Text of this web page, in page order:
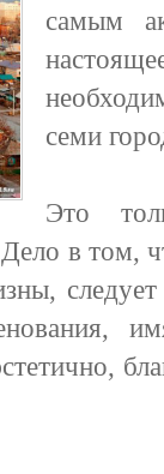
самым
семи
Это
Дело в том,